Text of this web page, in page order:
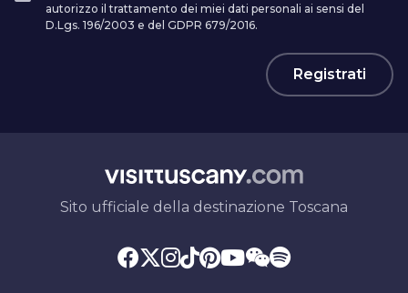
autorizzo il trattamento dei miei dati personali ai sensi del
D.Lgs. 196/2003 e del GDPR 679/2016.
Registrati
Sito ufficiale della destinazione Toscana